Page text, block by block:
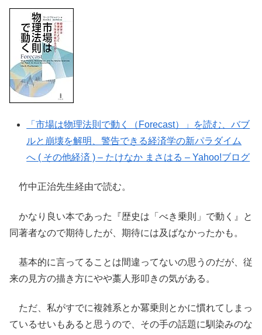
「市場は物理法則で動く（Forecast）」を読む、バブ
ルと崩壊を解明、警告できる経済学の新パラダイム
へ ( その他経済 ) – たけなか まさはる – Yahoo!ブログ
竹中正治先生経由で読む。
かなり良い本であった『歴史は「べき乗則」で動く』と
同著者なので期待したが、期待には及ばなかったかも。
基本的に言ってることは間違ってないの思うのだが、従
来の見方の描き方にやや藁人形叩きの気がある。
ただ、私がすでに複雑系とか冪乗則とかに慣れてしまっ
ているせいもあると思うので、その手の話題に馴染みのな